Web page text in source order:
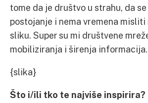
tome da je društvo u strahu, da
postojanje i nema vremena
sliku. Super su mi društvene
mobiliziranja i širenja informacija.
{slika}
Što i/ili tko te najviše inspirira?